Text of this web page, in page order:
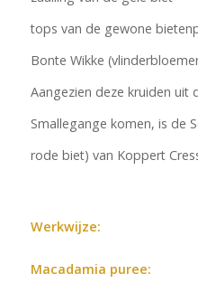
tops van de gewone
Bonte Wikke
Aangezien deze kruiden uit
Smallegange komen, is de
rode biet) van Koppert
Werkwijze:
Macadamia puree: